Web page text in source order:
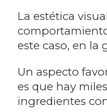
La estética
este caso, en la
Un aspecto
es que hay
ingredientes